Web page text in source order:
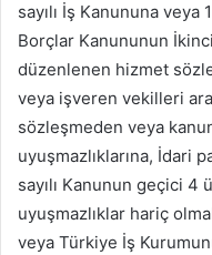
sayılı İş Kanununa veya
Borçlar Kanununun İkinci
düzenlenen hizmet
veya işveren vekilleri
sözleşmeden veya
uyuşmazlıklarına, İdari
sayılı Kanunun geçici 4
uyuşmazlıklar hariç
veya Türkiye İş